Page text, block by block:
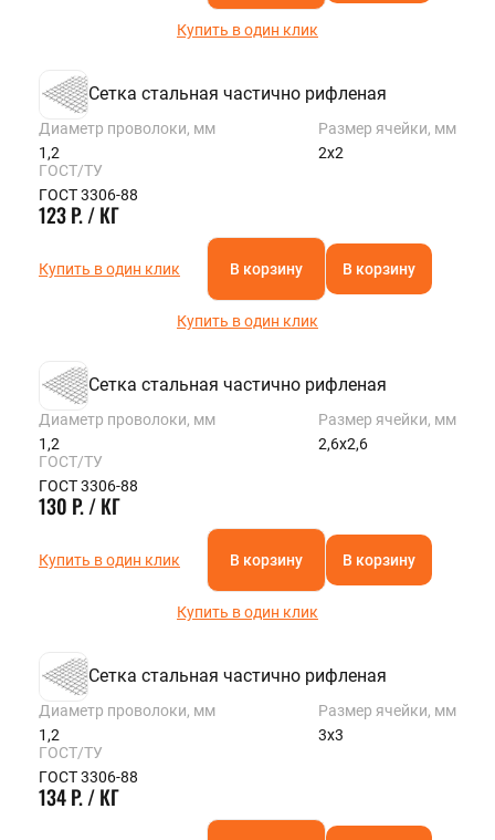
Купить в один клик
Сетка стальная частично рифленая
Диаметр проволоки, мм
1,2
Размер ячейки, мм
2х2
ГОСТ/ТУ
ГОСТ 3306-88
123 Р. / КГ
Купить в один клик В корзину В корзину
Купить в один клик
Сетка стальная частично рифленая
Диаметр проволоки, мм
1,2
Размер ячейки, мм
2,6х2,6
ГОСТ/ТУ
ГОСТ 3306-88
130 Р. / КГ
Купить в один клик В корзину В корзину
Купить в один клик
Сетка стальная частично рифленая
Диаметр проволоки, мм
1,2
Размер ячейки, мм
3х3
ГОСТ/ТУ
ГОСТ 3306-88
134 Р. / КГ